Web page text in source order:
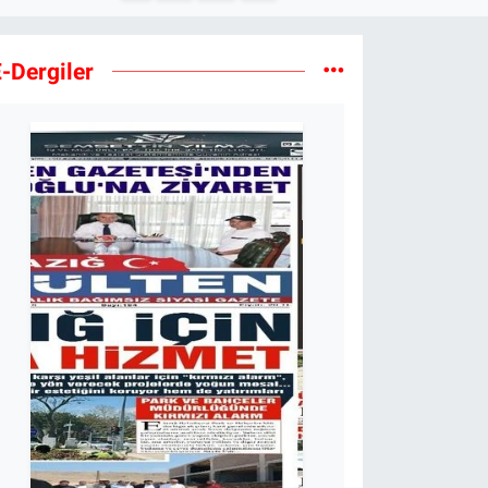
Dergiler